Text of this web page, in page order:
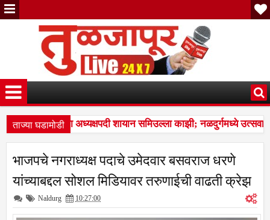
ताज्या घडामोडी
उत्सव समितीच्या अध्यक्षपदी शायान समिउल्ला काझी; नळदुर्गमध्ये उत्सवाची
नळदुर्ग शहरातील ३,९२४ मतदारांची नावे वगळलीमयत, दुबार,
भाजपचे नगराध्यक्ष पदाचे उमेदवार बसवराज धरणे
यांच्याबद्दल सोशल मिडियावर तरुणाईची वाढती क्रेझ
Naldurg 10:27:00